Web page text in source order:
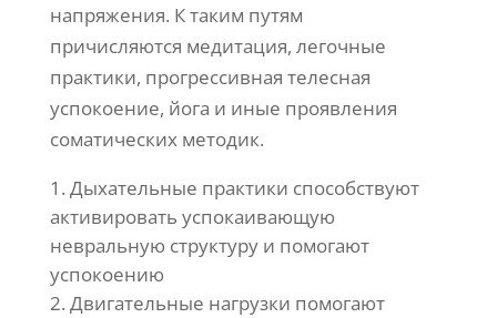
напряжения. К таким путям
причисляются медитация, легочные
практики, прогрессивная телесная
успокоение, йога и иные проявления
соматических методик.
Дыхательные практики способствуют
активировать успокаивающую
невральную структуру и помогают
успокоению
Двигательные нагрузки помогают